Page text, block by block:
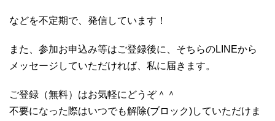
などを不定期で、発信しています！
また、参加お申込み等はご登録後に、そちらのLINEから
メッセージしていただければ、私に届きます。
ご登録（無料）はお気軽にどうぞ＾＾
不要になった際はいつでも解除(ブロック)していただけま